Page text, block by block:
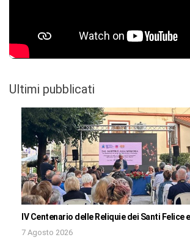
Ultimi pubblicati
IV Centenario delle Reliquie dei Santi Felice
7 Agosto 2026